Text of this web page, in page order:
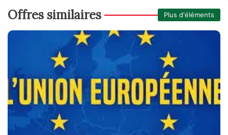
Offres similaires Plus d'éléments